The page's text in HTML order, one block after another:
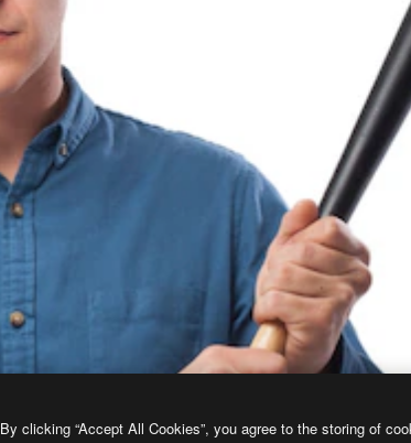
By clicking “Accept All Cookies”, you agree to the storing of